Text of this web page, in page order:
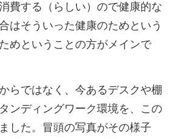
費する（らしい）ので健康的な
はそういった健康のためという
めということの方がメインで
らではなく、今あるデスクや棚
ンディングワーク環境を、この
した。冒頭の写真がその様子